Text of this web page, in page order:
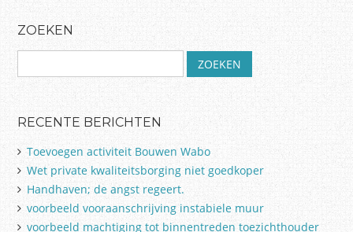
Post navigation
ZOEKEN
o
e
n
n
a
a
r
:
RECENTE BERICHTEN
Toevoegen activiteit Bouwen Wabo
Wet private kwaliteitsborging niet goedkoper
Handhaven; de angst regeert.
voorbeeld vooraanschrijving instabiele muur
voorbeeld machtiging tot binnentreden toezichthouder